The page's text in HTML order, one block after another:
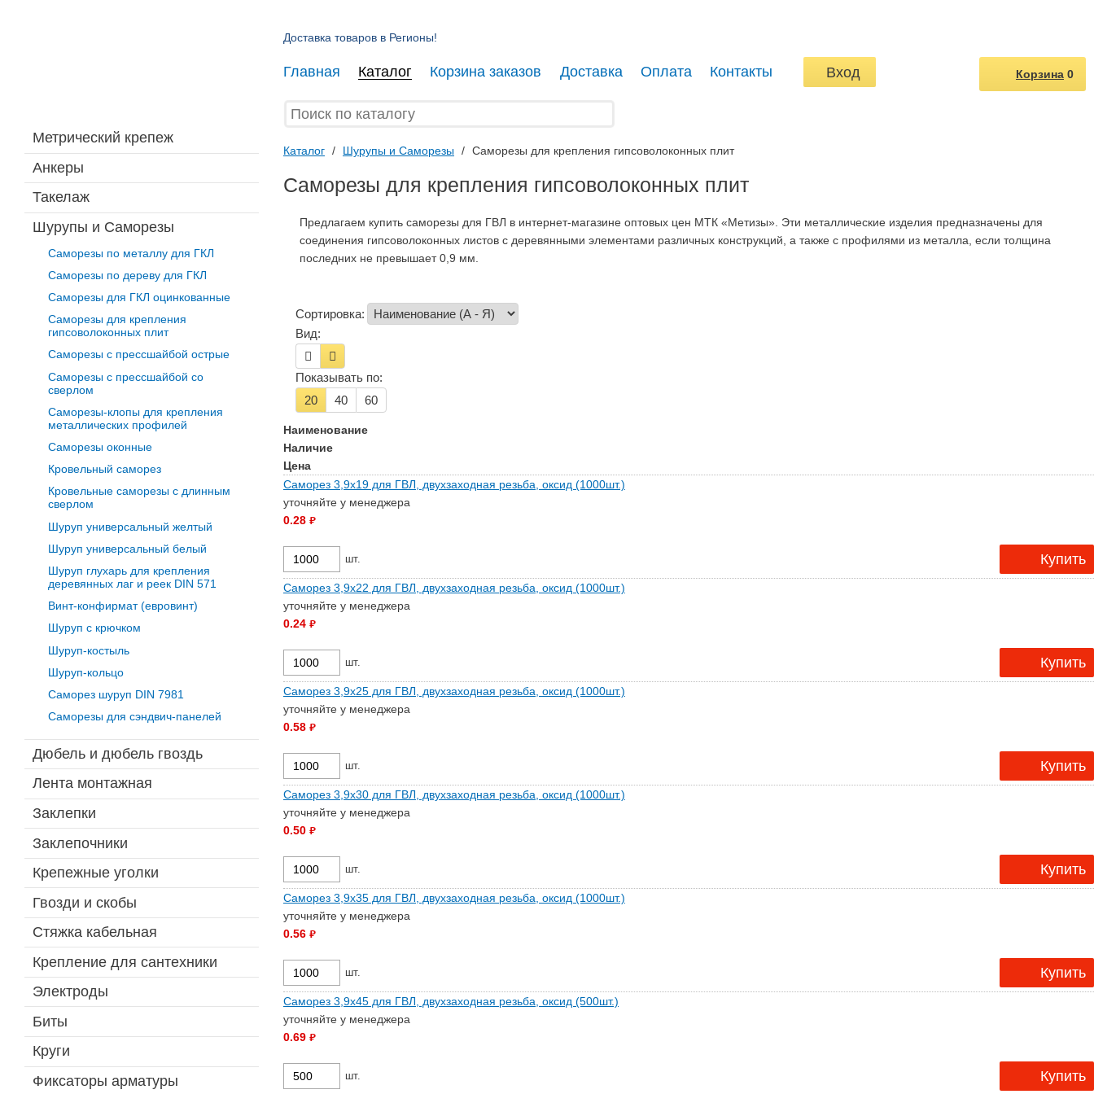
Метрический крепеж
Анкеры
Такелаж
Шурупы и Саморезы
Саморезы по металлу для ГКЛ
Саморезы по дереву для ГКЛ
Саморезы для ГКЛ оцинкованные
Саморезы для крепления
гипсоволоконных плит
Саморезы с прессшайбой острые
Саморезы с прессшайбой со
сверлом
Саморезы-клопы для крепления
металлических профилей
Саморезы оконные
Кровельный саморез
Кровельные саморезы с длинным
сверлом
Шуруп универсальный желтый
Шуруп универсальный белый
Шуруп глухарь для крепления
деревянных лаг и реек DIN 571
Винт-конфирмат (евровинт)
Шуруп с крючком
Шуруп-костыль
Шуруп-кольцо
Саморез шуруп DIN 7981
Саморезы для сэндвич-панелей
Дюбель и дюбель гвоздь
Лента монтажная
Заклепки
Заклепочники
Крепежные уголки
Гвозди и скобы
Стяжка кабельная
Крепление для сантехники
Электроды
Биты
Круги
Фиксаторы арматуры
Доставка товаров в Регионы!
Главная Каталог Корзина заказов Доставка Оплата Контакты Вход
Каталог / Шурупы и Саморезы / Саморезы для крепления гипсоволоконных плит
Саморезы для крепления гипсоволоконных плит
Предлагаем купить саморезы для ГВЛ в интернет-магазине оптовых цен МТК «Метизы». Эти металлические изделия предназначены для
соединения гипсоволоконных листов с деревянными элементами различных конструкций, а также с профилями из металла, если толщина
последних не превышает 0,9 мм.
Сортировка:
Вид:
Показывать по:
20
40 60
Наименование
Наличие
Цена
Саморез 3,9х19 для ГВЛ, двухзаходная резьба, оксид (1000шт.)
уточняйте у менеджера
0.28 руб.
шт. Купить
Саморез 3,9х22 для ГВЛ, двухзаходная резьба, оксид (1000шт.)
уточняйте у менеджера
0.24 руб.
шт. Купить
Саморез 3,9х25 для ГВЛ, двухзаходная резьба, оксид (1000шт.)
уточняйте у менеджера
0.58 руб.
шт. Купить
Саморез 3,9х30 для ГВЛ, двухзаходная резьба, оксид (1000шт.)
уточняйте у менеджера
0.50 руб.
шт. Купить
Саморез 3,9х35 для ГВЛ, двухзаходная резьба, оксид (1000шт.)
уточняйте у менеджера
0.56 руб.
шт. Купить
Саморез 3,9х45 для ГВЛ, двухзаходная резьба, оксид (500шт.)
уточняйте у менеджера
0.69 руб.
шт. Купить
Корзина 0